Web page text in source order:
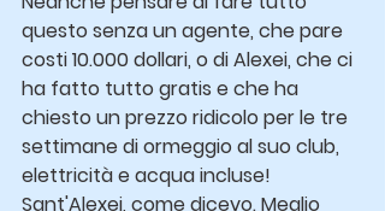
questo senza un agente, che pare
costi 10.000 dollari, o di Alexei, che ci
ha fatto tutto gratis e che ha
chiesto un prezzo ridicolo per le tre
settimane di ormeggio al suo club,
elettricità e acqua incluse!
Sant'Alexei, come dicevo. Meglio